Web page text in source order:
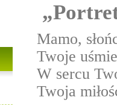
Mamo,
Twoje
W sercu
Twoja